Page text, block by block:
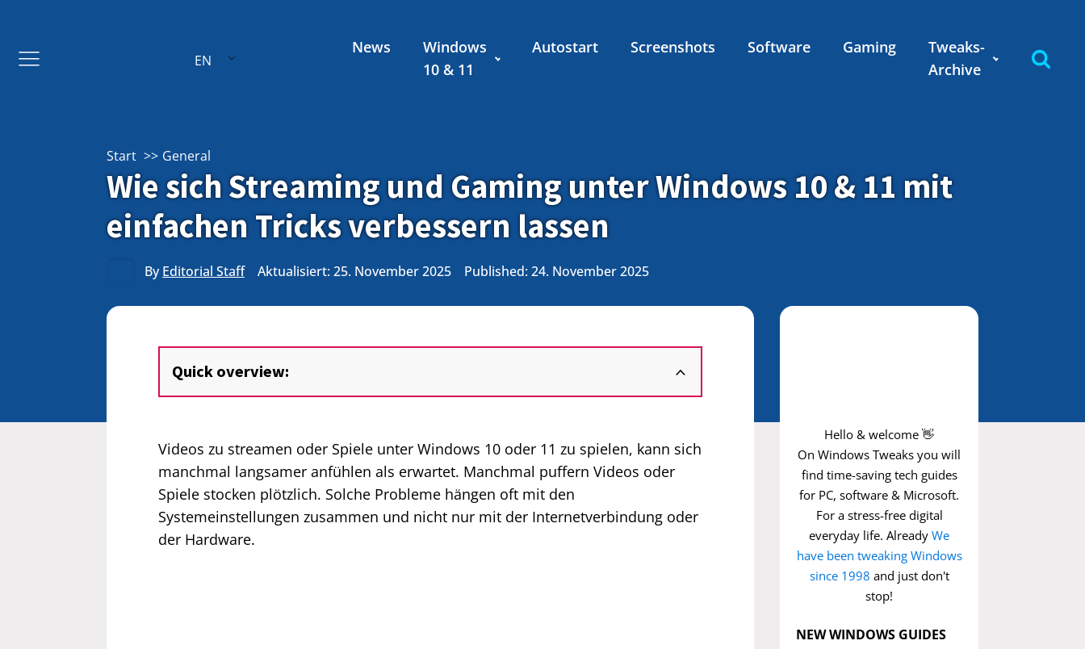
EN
News
Windows
10 & 11
Autostart Screenshots Software Gaming
Tweaks-
Archive
Start General
Wie sich Streaming und Gaming unter Windows 10 & 11 mit
einfachen Tricks verbessern lassen
ByEditorial Staff Aktualisiert: 25. November 2025 Published:24. November 2025
Quick overview:
Videos zu streamen oder Spiele unter Windows 10 oder 11 zu spielen, kann sich
manchmal langsamer anfühlen als erwartet. Manchmal puffern Videos oder
Spiele stocken plötzlich. Solche Probleme hängen oft mit den
Systemeinstellungen zusammen und nicht nur mit der Internetverbindung oder
der Hardware.
Hello & welcome 👋
On Windows Tweaks you will
find time-saving tech guides
for PC, software & Microsoft.
For a stress-free digital
everyday life. Already We
have been tweaking Windows
since 1998 and just don't
stop!
NEW WINDOWS GUIDES